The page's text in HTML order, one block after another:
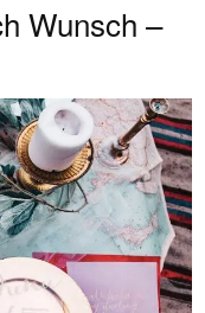
Wunsch –